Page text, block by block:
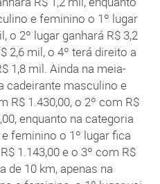
e feminino o 1º lugar
o 2º lugar ganhará R$ 3,2
2,6 mil, o 4º terá direito a
1,8 mil. Ainda na meia-
cadeirante masculino e
R$ 1.430,00, o 2º com R$
enquanto na categoria
feminino o 1º lugar fica
1.143,00 e o 3º com R$
de 10 km, apenas na